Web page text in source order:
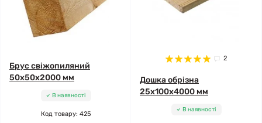
Брус свіжопиляний
50x50x2000 мм
В наявності
Код товару: 425
2
Дошка обрізна
25x100x4000 мм
В наявності